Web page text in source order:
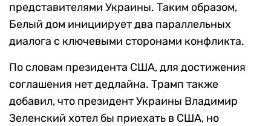
представителями Украины. Таким образом,
Белый дом инициирует два параллельных
диалога с ключевыми сторонами конфликта.
По словам президента США, для достижения
соглашения нет дедлайна. Трамп также
добавил, что президент Украины Владимир
Зеленский хотел бы приехать в США, но